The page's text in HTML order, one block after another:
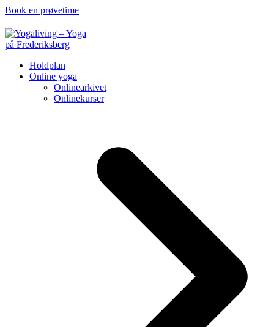
Book en prøvetime
Holdplan
Online yoga
Onlinearkivet
Onlinekurser